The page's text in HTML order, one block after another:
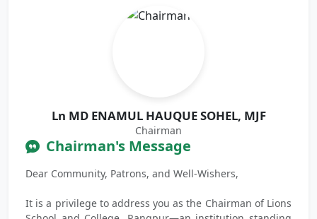
Ln MD ENAMUL HAUQUE SOHEL, MJF
Chairman
Chairman's Message
Dear Community, Patrons, and Well-Wishers,
It is a privilege to address you as the Chairman of Lions